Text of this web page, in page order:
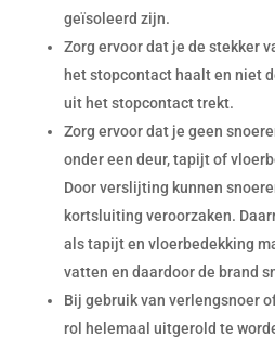
geïsoleerd zijn.
Zorg ervoor dat je de stekker
het stopcontact haalt en niet
uit het stopcontact trekt.
Zorg ervoor dat je geen
onder een deur, tapijt of
Door verslijting kunnen
kortsluiting veroorzaken.
als tapijt en vloerbedekking
vatten en daardoor de brand
Bij gebruik van verlengsnoer
rol helemaal uitgerold te